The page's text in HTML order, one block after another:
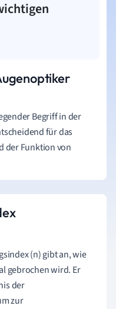
Begriff in der
für das
der Funktion von
(n) gibt an, wie
gebrochen wird. Er
der
zur